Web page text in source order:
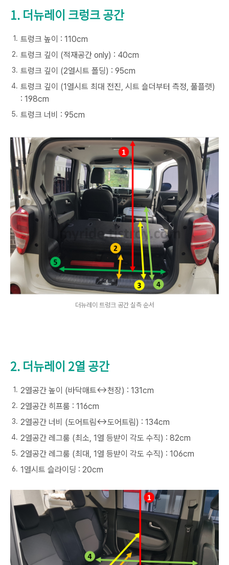
1. 더뉴레이 크렁크 공간
트렁크 높이 : 110cm
트렁크 깊이 (적재공간 only) : 40cm
트렁크 깊이 (2열시트 폴딩) : 95cm
트렁크 깊이 (1열시트 최대 전진, 시트 숄더부터 측정, 풀플랫)
: 198cm
트렁크 너비 : 95cm
더뉴레이 트렁크 공간 실측 순서
2. 더뉴레이 2열 공간
2열공간 높이 (바닥매트↔천장) : 131cm
2열공간 히프룸 : 116cm
2열공간 너비 (도어트림↔도어트림) : 134cm
2열공간 레그룸 (최소, 1열 등받이 각도 수직) : 82cm
2열공간 레그룸 (최대, 1열 등받이 각도 수직) : 106cm
1열시트 슬라이딩 : 20cm